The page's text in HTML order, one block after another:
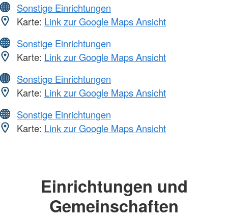
Sonstige Einrichtungen
Karte: Link zur Google Maps Ansicht
Sonstige Einrichtungen
Karte: Link zur Google Maps Ansicht
Sonstige Einrichtungen
Karte: Link zur Google Maps Ansicht
Sonstige Einrichtungen
Karte: Link zur Google Maps Ansicht
Einrichtungen und
Gemeinschaften